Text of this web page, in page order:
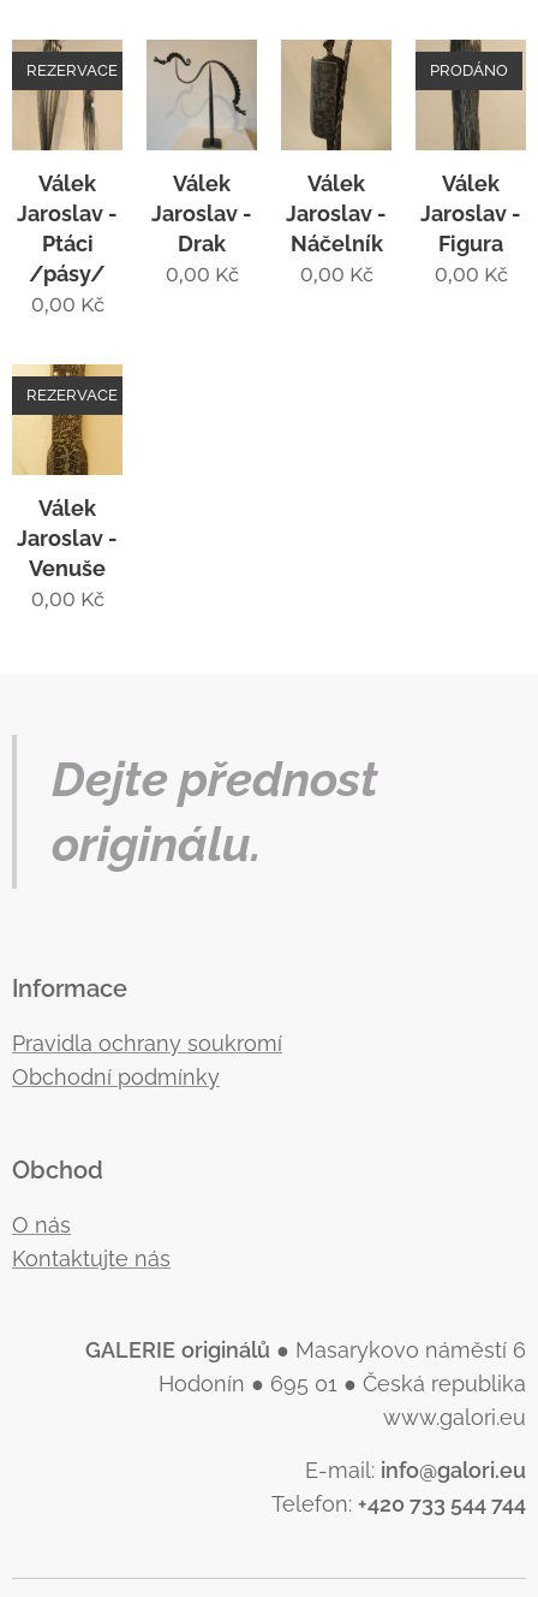
Válek
Jaroslav -
Ptáci
/pásy/
REZERVACE
0,00 Kč
Válek
Jaroslav -
Drak
0,00 Kč
Válek
Jaroslav -
Náčelník
0,00 Kč
Válek
Jaroslav -
Figura
PRODÁNO
0,00 Kč
Válek
Jaroslav -
Venuše
REZERVACE
0,00 Kč
Dejte přednost
originálu.
Informace
Pravidla ochrany soukromí
Obchodní podmínky
Obchod
O nás
Kontaktujte nás
GALERIE originálů ● Masarykovo náměstí 6
Hodonín ● 695 01 ● Česká republika
www.galori.eu
E-mail: info@galori.eu
Telefon: +420 733 544 744